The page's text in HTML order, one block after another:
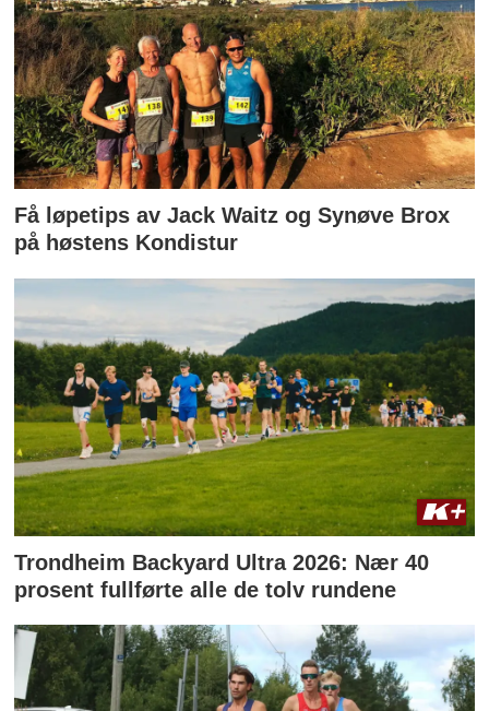
Få løpetips av Jack Waitz og Synøve Brox
på høstens Kondistur
Trondheim Backyard Ultra 2026: Nær 40
prosent fullførte alle de tolv rundene